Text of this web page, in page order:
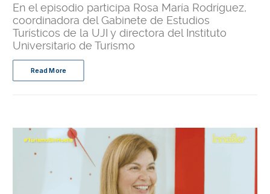
En el episodio participa Rosa María Rodríguez,
coordinadora del Gabinete de Estudios
Turísticos de la UJI y directora del Instituto
Universitario de Turismo
Read More